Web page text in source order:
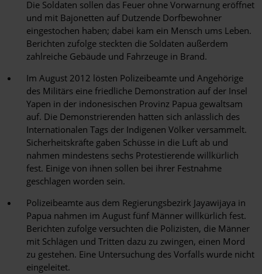
Die Soldaten sollen das Feuer ohne Vorwarnung eröffnet
und mit Bajonetten auf Dutzende Dorfbewohner
eingestochen haben; dabei kam ein Mensch ums Leben.
Berichten zufolge steckten die Soldaten außerdem
zahlreiche Gebäude und Fahrzeuge in Brand.
Im August 2012 lösten Polizeibeamte und Angehörige
des Militärs eine friedliche Demonstration auf der Insel
Yapen in der indonesischen Provinz Papua gewaltsam
auf. Die Demonstrierenden hatten sich anlässlich des
Internationalen Tags der Indigenen Völker versammelt.
Sicherheitskräfte gaben Schüsse in die Luft ab und
nahmen mindestens sechs Protestierende willkürlich
fest. Einige von ihnen sollen bei ihrer Festnahme
geschlagen worden sein.
Polizeibeamte aus dem Regierungsbezirk Jayawijaya in
Papua nahmen im August fünf Männer willkürlich fest.
Berichten zufolge versuchten die Polizisten, die Männer
mit Schlägen und Tritten dazu zu zwingen, einen Mord
zu gestehen. Eine Untersuchung des Vorfalls wurde nicht
eingeleitet.